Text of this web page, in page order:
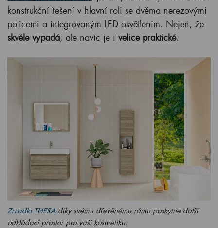
konstrukční řešení v hlavní roli se dvěma nerezovými
policemi a integrovaným LED osvětlením. Nejen, že
skvěle vypadá, ale navíc je i velice praktické.
Zrcadlo THERAdíky svému dřevěnému rámu poskytne další
odkládací prostor pro vaši kosmetiku.